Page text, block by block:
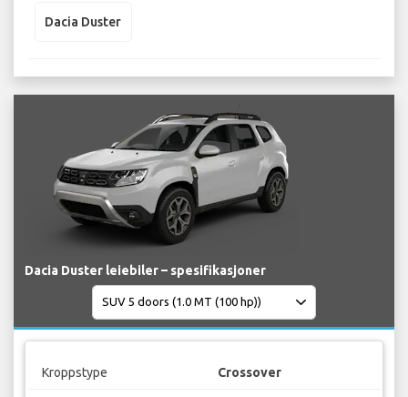
Dacia Duster
Dacia Duster leiebiler – spesifikasjoner
Kroppstype Crossover